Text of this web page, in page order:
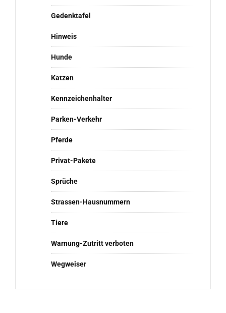
Gedenktafel
Hinweis
Hunde
Katzen
Kennzeichenhalter
Parken-Verkehr
Pferde
Privat-Pakete
Sprüche
Strassen-Hausnummern
Tiere
Warnung-Zutritt verboten
Wegweiser